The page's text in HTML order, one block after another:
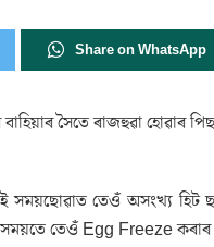
Share on WhatsApp
সৈতে ৰাজহুৱা হোৱাৰ
তেওঁ অসংখ্য হিট
সময়তে তেওঁ Egg Freeze কৰাৰ